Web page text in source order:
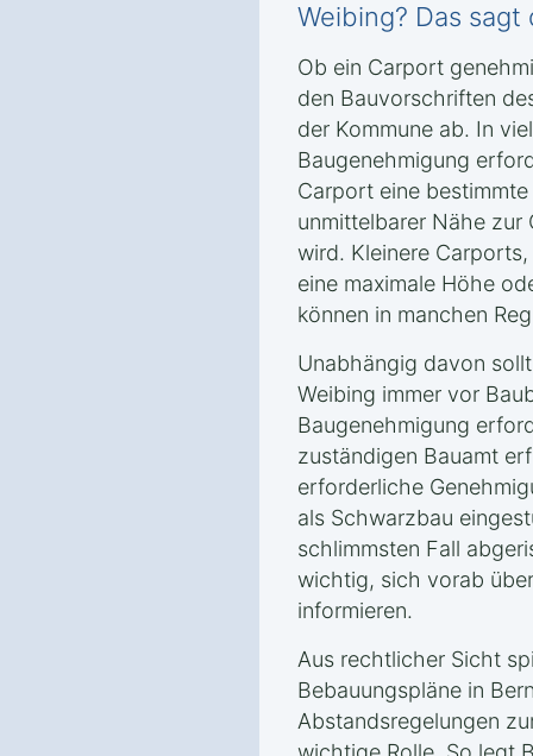
Weibing? Das
Ob ein Carport
den Bauvorschriften
der Kommune ab. In
Baugenehmigung
Carport eine
unmittelbarer Nähe zur
wird. Kleinere
eine maximale Höhe
können in manchen
Unabhängig davon
Weibing immer vor
Baugenehmigung
zuständigen Bauamt
erforderliche
als Schwarzbau
schlimmsten Fall
wichtig, sich vorab
informieren.
Aus rechtlicher Sicht
Bebauungspläne in
Abstandsregelungen